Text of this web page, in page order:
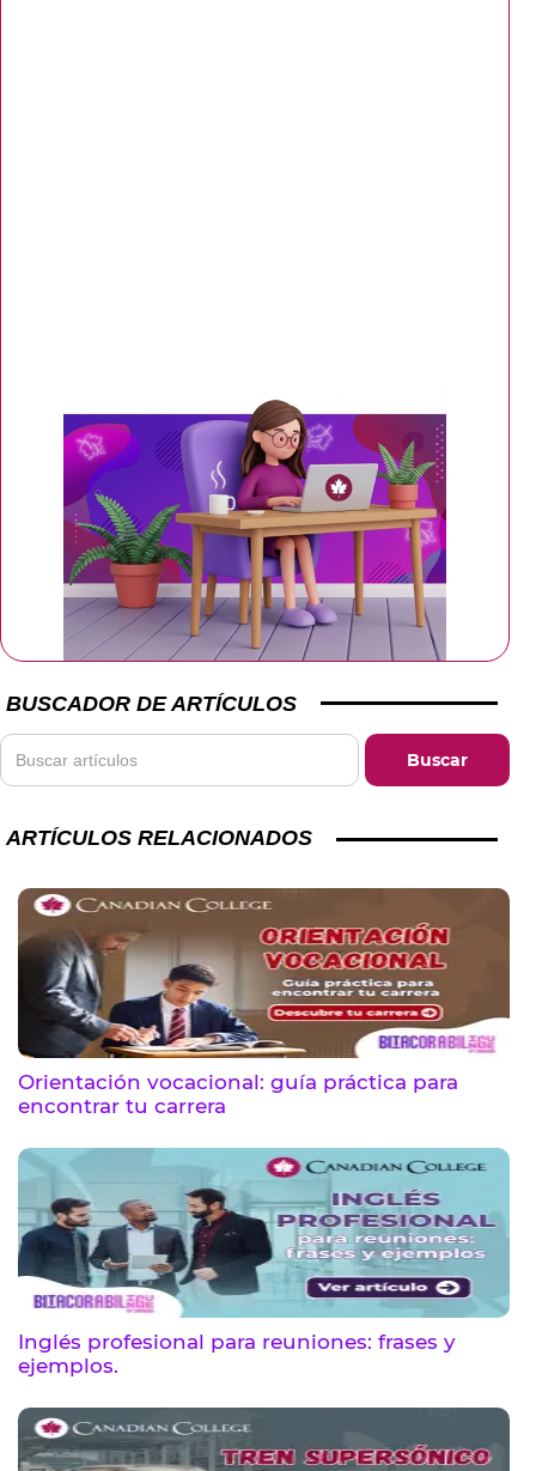
BUSCADOR DE ARTÍCULOS
ARTÍCULOS RELACIONADOS
Orientación vocacional: guía práctica para
encontrar tu carrera
Inglés profesional para reuniones: frases y
ejemplos.